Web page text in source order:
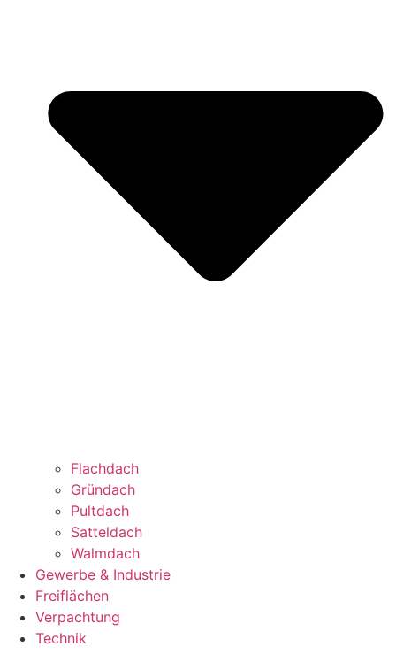
Flachdach
Gründach
Pultdach
Satteldach
Walmdach
Gewerbe & Industrie
Freiflächen
Verpachtung
Technik